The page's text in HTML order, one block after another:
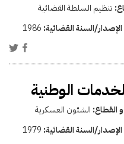
تنظيم السلطة القضائية
السنة القضائية: 1986
الوطنية
القطاع: الشئون العسكرية
السنة القضائية: 1979